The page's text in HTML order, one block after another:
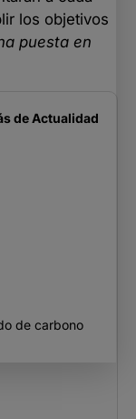
los objetivos
puesta en
de Actualidad
de carbono